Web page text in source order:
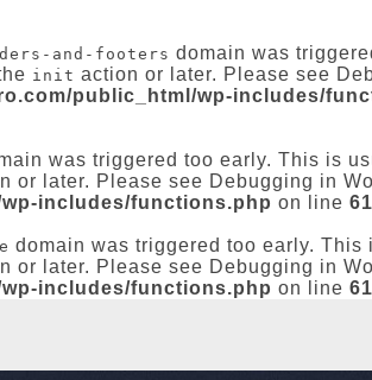
and-footers domain was
init action or later. Please see
public_html/wp-includes/
was triggered too early. This is
or later. Please see Debugging in
includes/functions.php on line
domain was triggered too early. This
or later. Please see Debugging in
includes/functions.php on line